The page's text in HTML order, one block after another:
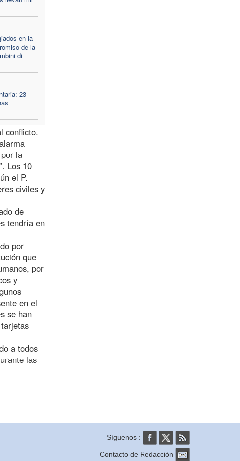
en la
de la
di
23
conflicto.
la
Los 10
el P.
civiles y
de
tendría en
por
que
por
y
en el
se han
a todos
las
Síguenos :
Contacto de Redacción